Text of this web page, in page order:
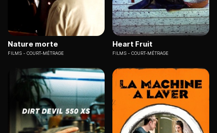
Nature morte
FILMS COURT-MÉTRAGE
Heart Fruit
FILMS COURT-MÉTRAGE